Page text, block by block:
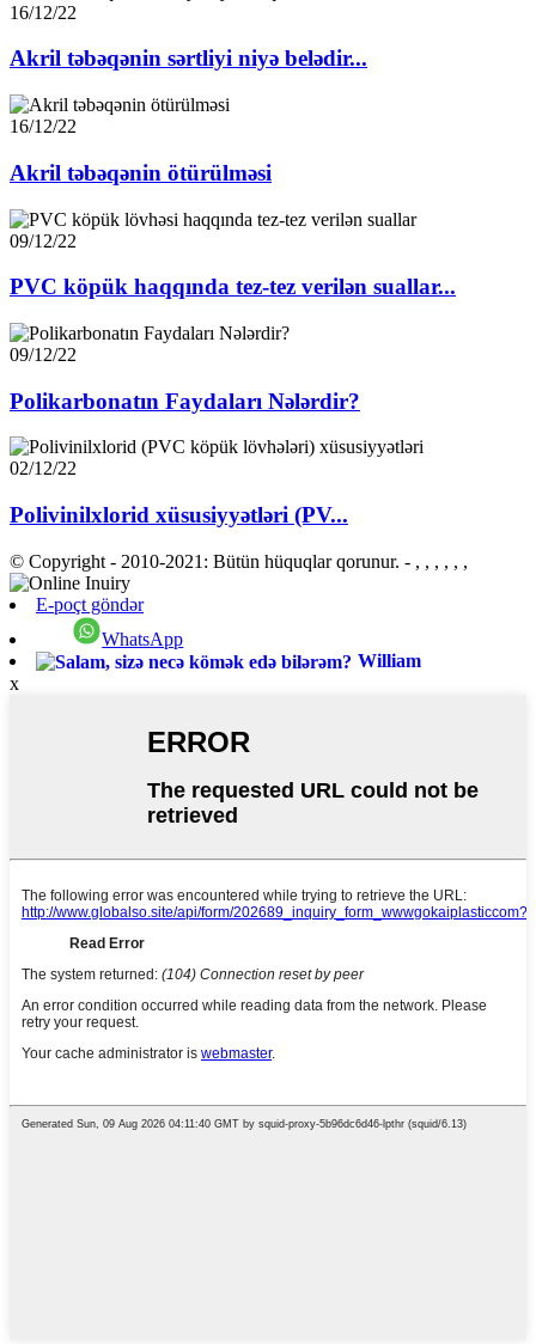
16/12/22
Akril təbəqənin sərtliyi niyə belədir...
16/12/22
Akril təbəqənin ötürülməsi
09/12/22
PVC köpük haqqında tez-tez verilən suallar...
09/12/22
Polikarbonatın Faydaları Nələrdir?
02/12/22
Polivinilxlorid xüsusiyyətləri (PV...
© Copyright - 2010-2021: Bütün hüquqlar qorunur. - , , , , , ,
E-poçt göndər
WhatsApp
William
x